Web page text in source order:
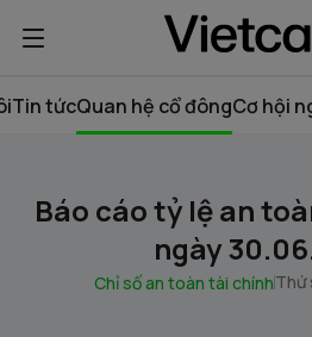
Tin tứcQuan hệ cổ đôngCơ hội
Báo cáo tỷ lệ an
ngày
Chỉ số an toàn tài chínhThứ